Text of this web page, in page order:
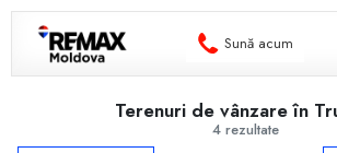
Sună acum
4 rezultate
Terenuri de vânzare în